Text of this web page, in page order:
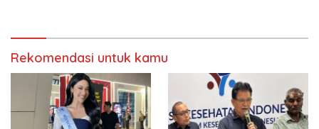
Rekomendasi untuk kamu